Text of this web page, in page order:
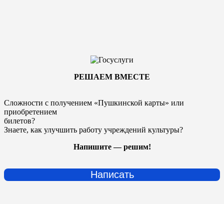
РЕШАЕМ ВМЕСТЕ
Сложности с получением «Пушкинской карты» или
приобретением
билетов?
Знаете, как улучшить работу учреждений культуры?
Напишите — решим!
Написать